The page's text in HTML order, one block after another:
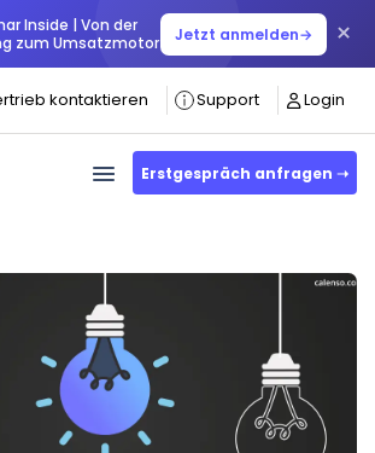
Inside | Von der
zum Umsatzmotor
Jetzt anmelden→ ×
kontaktieren Support Login
Erstgespräch anfragen ➝